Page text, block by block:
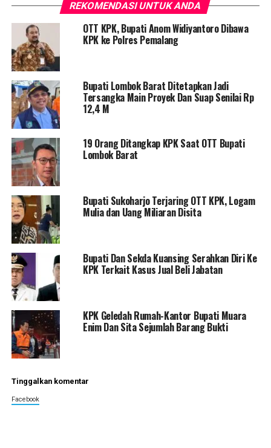
REKOMENDASI UNTUK ANDA
OTT KPK, Bupati Anom Widiyantoro Dibawa
KPK ke Polres Pemalang
Bupati Lombok Barat Ditetapkan Jadi
Tersangka Main Proyek Dan Suap Senilai Rp
12,4 M
19 Orang Ditangkap KPK Saat OTT Bupati
Lombok Barat
Bupati Sukoharjo Terjaring OTT KPK, Logam
Mulia dan Uang Miliaran Disita
Bupati Dan Sekda Kuansing Serahkan Diri Ke
KPK Terkait Kasus Jual Beli Jabatan
KPK Geledah Rumah-Kantor Bupati Muara
Enim Dan Sita Sejumlah Barang Bukti
Tinggalkan komentar
Facebook